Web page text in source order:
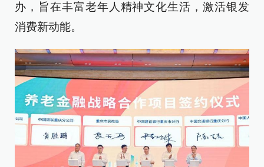
办，旨在丰富老年人精神文化生活，激活银发
消费新动能。